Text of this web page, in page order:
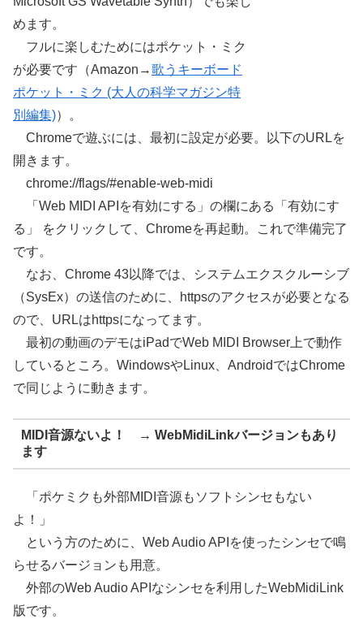
めます。
フルに楽しむためにはポケット・ミク
が必要です（Amazon→歌うキーボード
ポケット・ミク (大人の科学マガジン特
別編集)）。
Chromeで遊ぶには、最初に設定が必要。以下のURLを
開きます。
chrome://flags/#enable-web-midi
「Web MIDI APIを有効にする」の欄にある「有効にす
る」 をクリックして、Chromeを再起動。これで準備完了
です。
なお、Chrome 43以降では、システムエクスクルーシブ
（SysEx）の送信のために、httpsのアクセスが必要となる
ので、URLはhttpsになってます。
最初の動画のデモはiPadでWeb MIDI Browser上で動作
しているところ。WindowsやLinux、AndroidではChrome
で同じように動きます。
MIDI音源ないよ！ → WebMidiLinkバージョンもあり
ます
「ポケミクも外部MIDI音源もソフトシンセもない
よ！」
という方のために、Web Audio APIを使ったシンセで鳴
らせるバージョンも用意。
外部のWeb Audio APIなシンセを利用したWebMidiLink
版です。